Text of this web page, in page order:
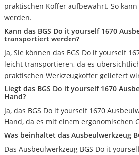
praktischen Koffer aufbewahrt. So
werden.
Kann das BGS Do it yourself 1670
transportiert werden?
Ja, Sie können das BGS Do it yourself
leicht transportieren, da es
praktischen Werkzeugkoffer geliefert
Liegt das BGS Do it yourself 1670
Hand?
Ja, das BGS Do it yourself 1670
Hand, da es mit einem ergonomischen
Was beinhaltet das Ausbeulwerkzeug
Das Ausbeulwerkzeug BGS Do it